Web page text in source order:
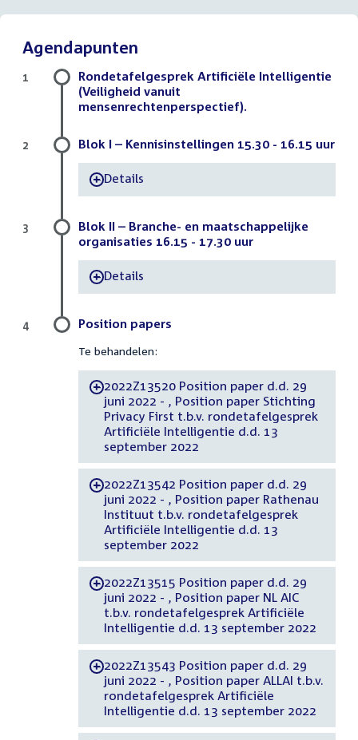
Agendapunten
Rondetafelgesprek Artificiële Intelligentie
(Veiligheid vanuit
mensenrechtenperspectief).
1
Blok I – Kennisinstellingen 15.30 - 16.15 uur
-Details
2
Blok II – Branche- en maatschappelijke
organisaties 16.15 - 17.30 uur
-Details
3
Position papers
Te behandelen:
-2022Z13520 Position paper d.d. 29
juni 2022 - , Position paper Stichting
Privacy First t.b.v. rondetafelgesprek
Artificiële Intelligentie d.d. 13
september 2022
-2022Z13542 Position paper d.d. 29
juni 2022 - , Position paper Rathenau
Instituut t.b.v. rondetafelgesprek
Artificiële Intelligentie d.d. 13
september 2022
-2022Z13515 Position paper d.d. 29
juni 2022 - , Position paper NL AIC
t.b.v. rondetafelgesprek Artificiële
Intelligentie d.d. 13 september 2022
-2022Z13543 Position paper d.d. 29
juni 2022 - , Position paper ALLAI t.b.v.
rondetafelgesprek Artificiële
Intelligentie d.d. 13 september 2022
4